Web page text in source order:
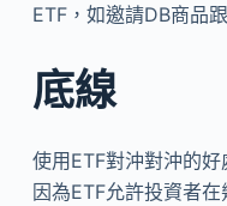
ETF，如邀請DB商品
底線
使用ETF對沖對沖的
因為ETF允許投資者